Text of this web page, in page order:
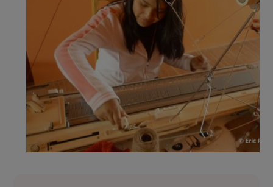
Par ailleurs, le projet prévoit l’ouverture d’un
centre d’information dédié à l’échange entre
entreprises privées et demandeurs d’emploi,
destiné non seulement aux bénéficiaires mais
également à la population locale.